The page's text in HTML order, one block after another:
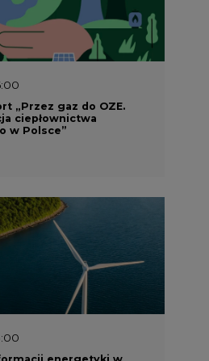
„Przez gaz do OZE.
ciepłownictwa
w Polsce”
energetyki w